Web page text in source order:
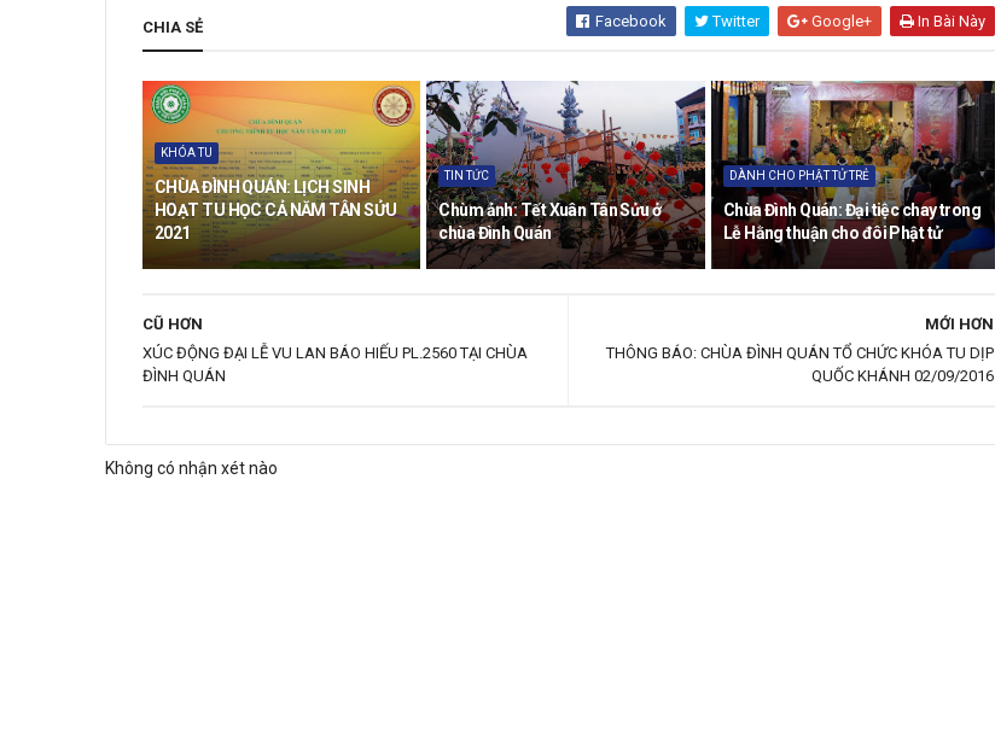
CHIA SẺ Facebook Twitter Google+ In Bài Này
KHÓA TU
CHÙA ĐÌNH QUÁN: LỊCH SINH
HOẠT TU HỌC CẢ NĂM TÂN SỬU
2021
TIN TỨC
Chùm ảnh: Tết Xuân Tân Sửu ở
chùa Đình Quán
DÀNH CHO PHẬT TỬ TRẺ
Chùa Đình Quán: Đại tiệc chay trong
Lễ Hằng thuận cho đôi Phật tử
MỚI HƠN
THÔNG BÁO: CHÙA ĐÌNH QUÁN TỔ CHỨC KHÓA TU DỊP
QUỐC KHÁNH 02/09/2016
CŨ HƠN
XÚC ĐỘNG ĐẠI LỄ VU LAN BÁO HIẾU PL.2560 TẠI CHÙA
ĐÌNH QUÁN
Không có nhận xét nào